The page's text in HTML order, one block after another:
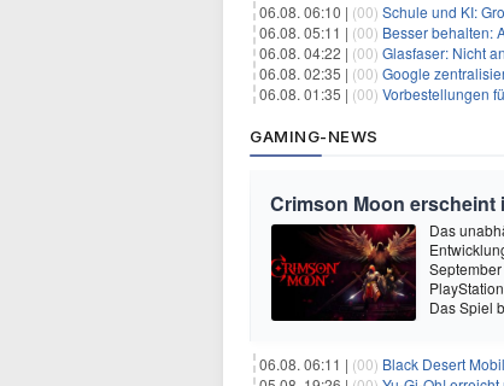
06.08. 06:10 | (00) Schule und KI:
06.08. 05:11 | (00) Besser behalten:
06.08. 04:22 | (00) Glasfaser: Nicht
06.08. 02:35 | (00) Google
06.08. 01:35 | (00) Vorbestellungen für
GAMING-NEWS
Crimson Moon erscheint
Das
Das Spiel
06.08. 06:11 | (00) Black Desert